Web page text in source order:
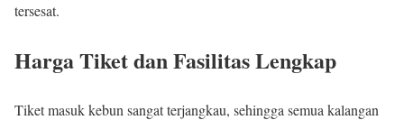
tersesat.
Harga Tiket dan Fasilitas Lengkap
Tiket masuk kebun sangat terjangkau, sehingga semua kalangan